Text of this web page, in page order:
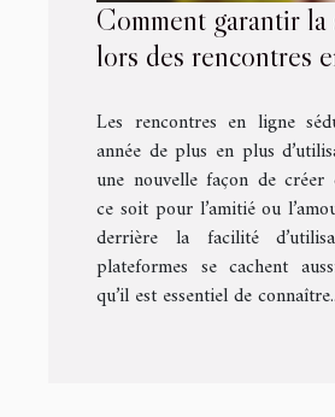
Comment garantir la
lors des rencontres
Les rencontres en ligne
année de plus en plus
une nouvelle façon de créer
ce soit pour l’amitié ou
derrière la facilité
plateformes se cachent
qu’il est essentiel de